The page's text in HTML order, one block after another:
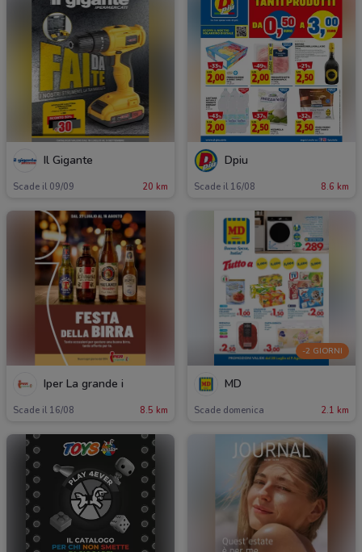
Il Gigante
Scade il 09/09 20 km
Dpiu
Scade il 16/08 8.6 km
Iper La grande i
Scade il 16/08 8.5 km
-2 GIORNI
MD
Scade domenica 2.1 km